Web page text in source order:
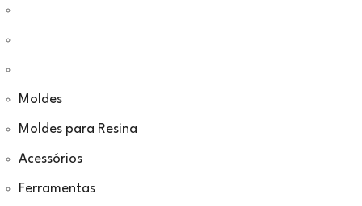
Moldes
Moldes para Resina
Acessórios
Ferramentas